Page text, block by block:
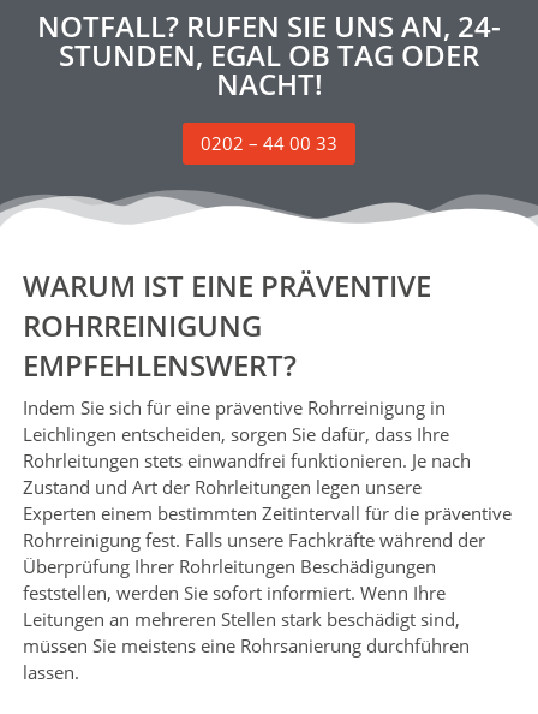
NOTFALL? RUFEN SIE UNS AN, 24-
STUNDEN, EGAL OB TAG ODER
NACHT!
0202 – 44 00 33
WARUM IST EINE PRÄVENTIVE
ROHRREINIGUNG
EMPFEHLENSWERT?
Indem Sie sich für eine präventive Rohrreinigung in
Leichlingen entscheiden, sorgen Sie dafür, dass Ihre
Rohrleitungen stets einwandfrei funktionieren. Je nach
Zustand und Art der Rohrleitungen legen unsere
Experten einem bestimmten Zeitintervall für die präventive
Rohrreinigung fest. Falls unsere Fachkräfte während der
Überprüfung Ihrer Rohrleitungen Beschädigungen
feststellen, werden Sie sofort informiert. Wenn Ihre
Leitungen an mehreren Stellen stark beschädigt sind,
müssen Sie meistens eine Rohrsanierung durchführen
lassen.